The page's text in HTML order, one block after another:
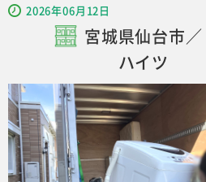
2026年06月12日
宮城県仙台市／
ハイツ